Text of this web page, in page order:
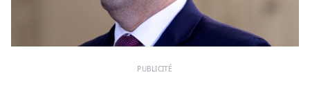
PUBLICITÉ